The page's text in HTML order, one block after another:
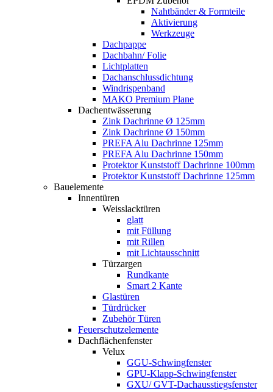
Nahtbänder & Formteile
Aktivierung
Werkzeuge
Dachpappe
Dachbahn/ Folie
Lichtplatten
Dachanschlussdichtung
Windrispenband
MAKO Premium Plane
Dachentwässerung
Zink Dachrinne Ø 125mm
Zink Dachrinne Ø 150mm
PREFA Alu Dachrinne 125mm
PREFA Alu Dachrinne 150mm
Protektor Kunststoff Dachrinne 100mm
Protektor Kunststoff Dachrinne 125mm
Bauelemente
Innentüren
Weisslacktüren
glatt
mit Füllung
mit Rillen
mit Lichtausschnitt
Türzargen
Rundkante
Smart 2 Kante
Glastüren
Türdrücker
Zubehör Türen
Feuerschutzelemente
Dachflächenfenster
Velux
GGU-Schwingfenster
GPU-Klapp-Schwingfenster
GXU/ GVT-Dachausstiegsfenster